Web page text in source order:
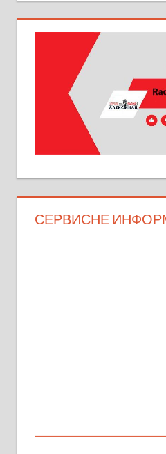
СЕРВИСНЕ